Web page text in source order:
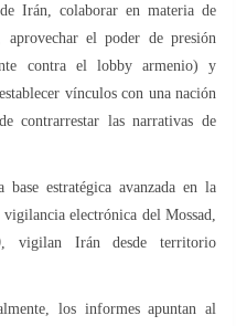
Irán, colaborar en materia de
aprovechar el poder de presión
contra el lobby armenio) y
vínculos con una nación
contrarrestar las narrativas de
estratégica avanzada en la
electrónica del Mossad,
vigilan Irán desde territorio
los informes apuntan al